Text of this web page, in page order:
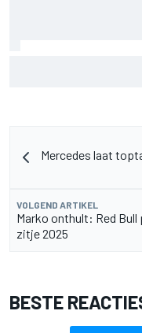
Mercedes laat
VOLGEND ARTIKEL
Marko onthult: Red Bull
zitje 2025
BESTE